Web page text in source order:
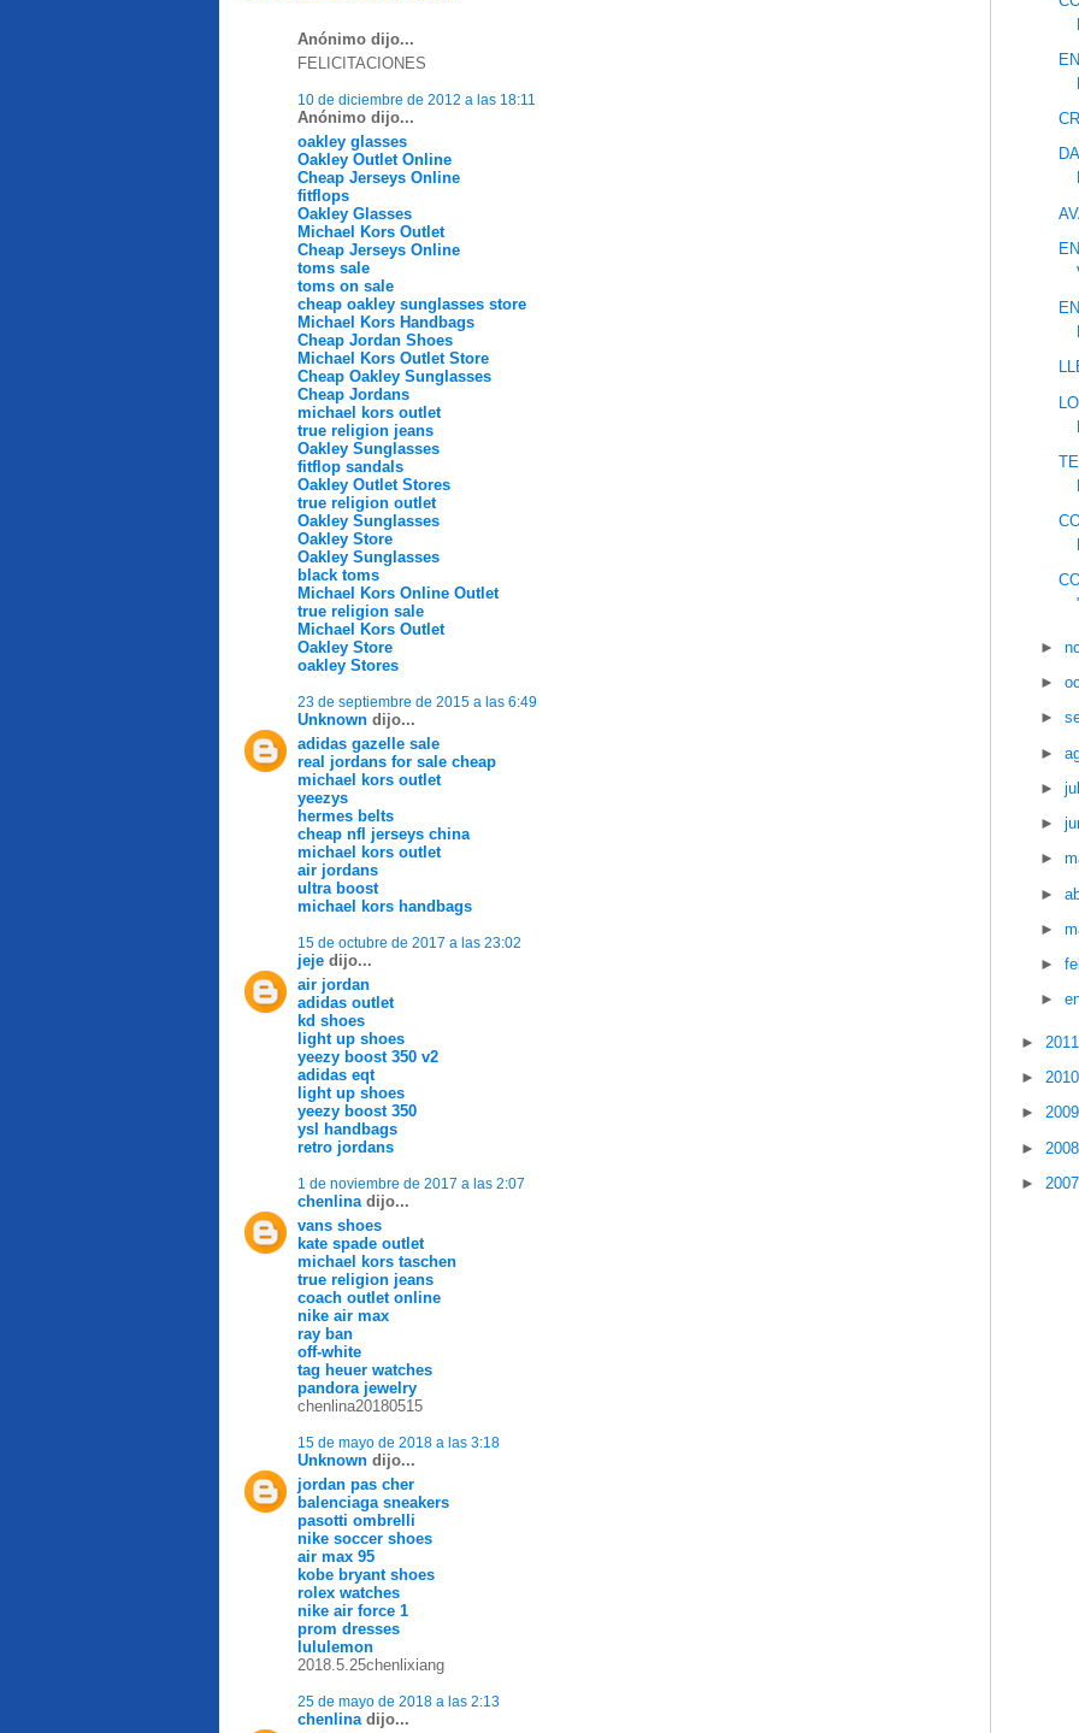
Anónimo dijo...
FELICITACIONES
10 de diciembre de 2012 a las 18:11
Anónimo dijo...
oakley glasses
Oakley Outlet Online
Cheap Jerseys Online
fitflops
Oakley Glasses
Michael Kors Outlet
Cheap Jerseys Online
toms sale
toms on sale
cheap oakley sunglasses store
Michael Kors Handbags
Cheap Jordan Shoes
Michael Kors Outlet Store
Cheap Oakley Sunglasses
Cheap Jordans
michael kors outlet
true religion jeans
Oakley Sunglasses
fitflop sandals
Oakley Outlet Stores
true religion outlet
Oakley Sunglasses
Oakley Store
Oakley Sunglasses
black toms
Michael Kors Online Outlet
true religion sale
Michael Kors Outlet
Oakley Store
oakley Stores
23 de septiembre de 2015 a las 6:49
Unknown dijo...
adidas gazelle sale
real jordans for sale cheap
michael kors outlet
yeezys
hermes belts
cheap nfl jerseys china
michael kors outlet
air jordans
ultra boost
michael kors handbags
15 de octubre de 2017 a las 23:02
jeje dijo...
air jordan
adidas outlet
kd shoes
light up shoes
yeezy boost 350 v2
adidas eqt
light up shoes
yeezy boost 350
ysl handbags
retro jordans
1 de noviembre de 2017 a las 2:07
chenlinadijo...
vans shoes
kate spade outlet
michael kors taschen
true religion jeans
coach outlet online
nike air max
ray ban
off-white
tag heuer watches
pandora jewelry
chenlina20180515
15 de mayo de 2018 a las 3:18
Unknown dijo...
jordan pas cher
balenciaga sneakers
pasotti ombrelli
nike soccer shoes
air max 95
kobe bryant shoes
rolex watches
nike air force 1
prom dresses
lululemon
2018.5.25chenlixiang
25 de mayo de 2018 a las 2:13
chenlinadijo...
►
►
►
►
►
►
►
►
►
►
►
►
►
►
►
►